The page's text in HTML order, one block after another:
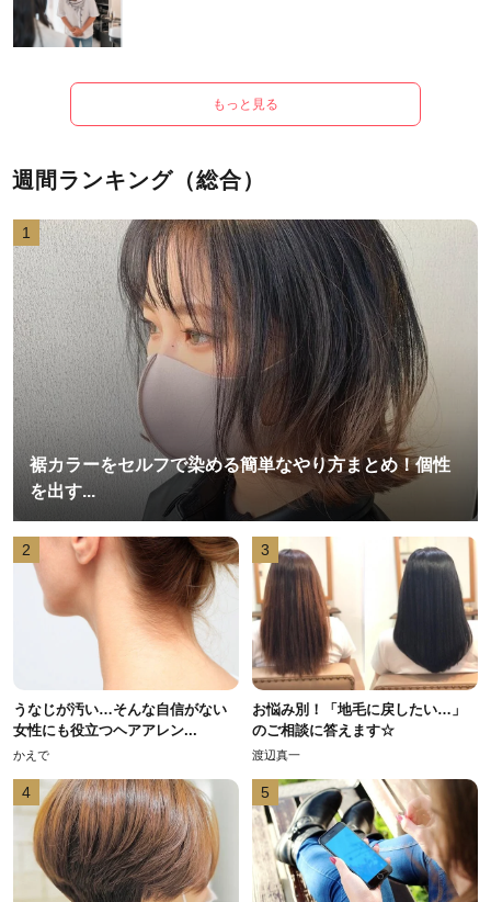
もっと見る
週間ランキング（総合）
1
裾カラーをセルフで染める簡単なやり方まとめ！個性
を出す...
2
うなじが汚い…そんな自信がない
女性にも役立つヘアアレン...
かえで
3
お悩み別！「地毛に戻したい…」
のご相談に答えます☆
渡辺真一
4 5